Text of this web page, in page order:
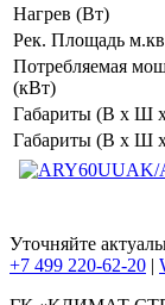
Нагрев (Вт)
Рек. Площадь м.кв
Потребляемая
(кВт)
Габариты (В x Ш
Габариты (В x Ш
Уточняйте
+7 499 220-62-20 |